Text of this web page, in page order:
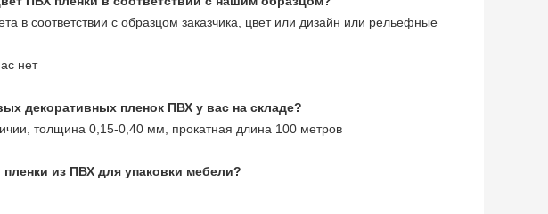
в соответствии с образцом заказчика, цвет или дизайн или рельефные
нет
декоративных пленок ПВХ у вас на складе?
толщина 0,15-0,40 мм, прокатная длина 100 метров
из ПВХ для упаковки мебели?